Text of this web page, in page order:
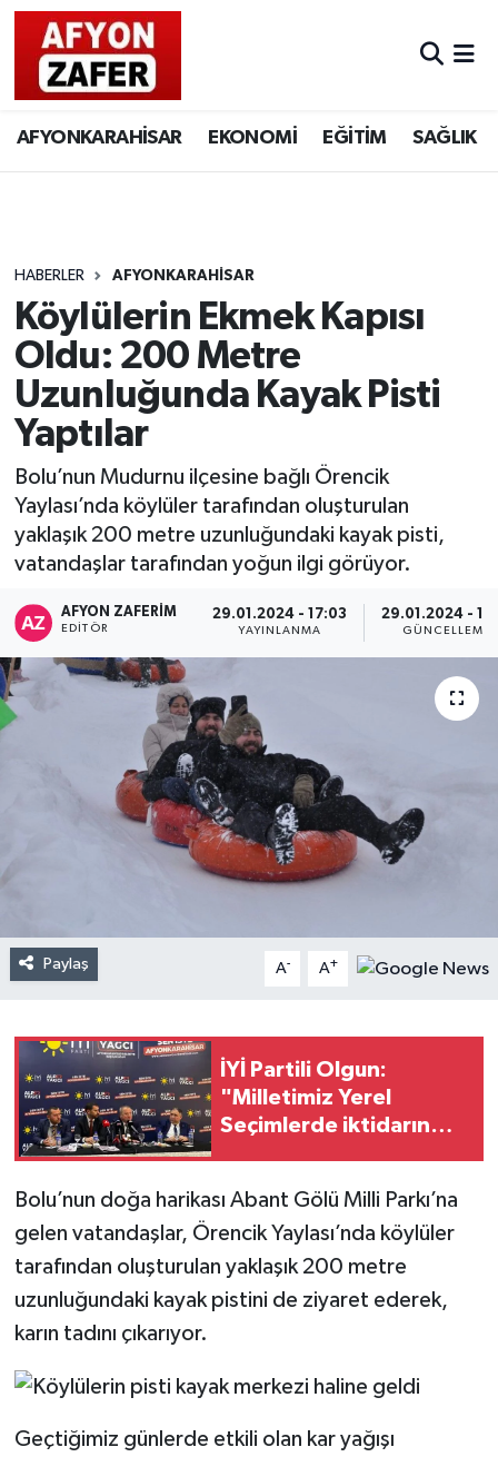
AFYONKARAHİSAR EKONOMİ EĞİTİM SAĞLIK
HABERLER AFYONKARAHİSAR
Köylülerin Ekmek Kapısı
Oldu: 200 Metre
Uzunluğunda Kayak Pisti
Yaptılar
Bolu’nun Mudurnu ilçesine bağlı Örencik
Yaylası’nda köylüler tarafından oluşturulan
yaklaşık 200 metre uzunluğundaki kayak pisti,
vatandaşlar tarafından yoğun ilgi görüyor.
AFYON ZAFERİM
EDITÖR
29.01.2024 - 17:03
YAYINLANMA
29.01.2024 -
GÜNCELLEME
Paylaş A- A+
İYİ Partili Olgun:
"Milletimiz Yerel
Seçimlerde iktidarın
Bolu’nun doğa harikası Abant Gölü Milli Parkı’na
gelen vatandaşlar, Örencik Yaylası’nda köylüler
tarafından oluşturulan yaklaşık 200 metre
uzunluğundaki kayak pistini de ziyaret ederek,
karın tadını çıkarıyor.
Geçtiğimiz günlerde etkili olan kar yağışı